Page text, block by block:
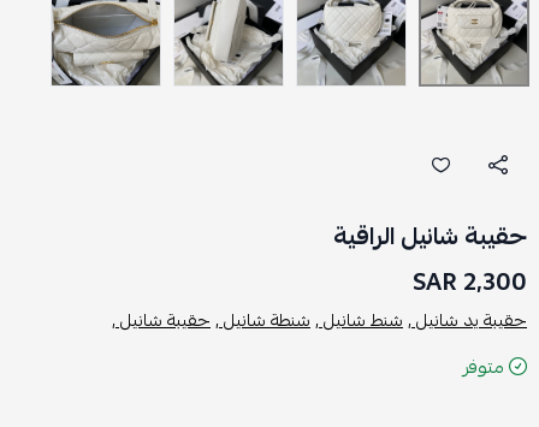
حقيبة شانيل الراقية
2,300 SAR
حقيبة يد شانيل ,شنط شانيل ,شنطة شانيل ,حقيبة شانيل ,
متوفر